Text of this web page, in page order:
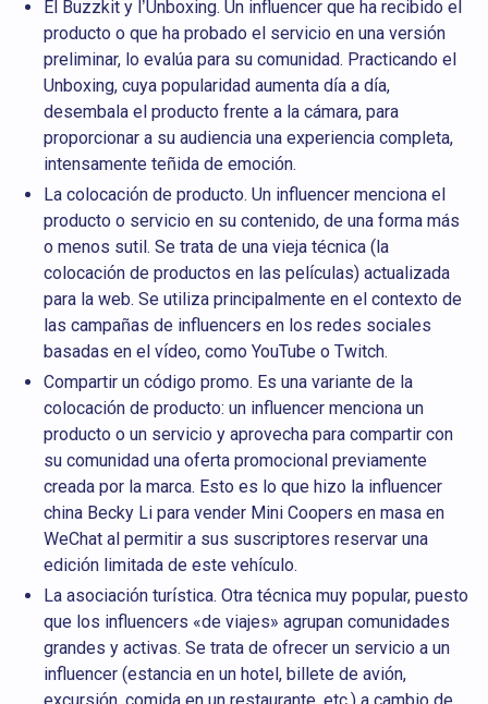
El Buzzkit y l’Unboxing. Un influencer que ha recibido el
producto o que ha probado el servicio en una versión
preliminar, lo evalúa para su comunidad. Practicando el
Unboxing, cuya popularidad aumenta día a día,
desembala el producto frente a la cámara, para
proporcionar a su audiencia una experiencia completa,
intensamente teñida de emoción.
La colocación de producto. Un influencer menciona el
producto o servicio en su contenido, de una forma más
o menos sutil. Se trata de una vieja técnica (la
colocación de productos en las películas) actualizada
para la web. Se utiliza principalmente en el contexto de
las campañas de influencers en los redes sociales
basadas en el vídeo, como YouTube o Twitch.
Compartir un código promo. Es una variante de la
colocación de producto: un influencer menciona un
producto o un servicio y aprovecha para compartir con
su comunidad una oferta promocional previamente
creada por la marca. Esto es lo que hizo la influencer
china Becky Li para vender Mini Coopers en masa en
WeChat al permitir a sus suscriptores reservar una
edición limitada de este vehículo.
La asociación turística. Otra técnica muy popular, puesto
que los influencers «de viajes» agrupan comunidades
grandes y activas. Se trata de ofrecer un servicio a un
influencer (estancia en un hotel, billete de avión,